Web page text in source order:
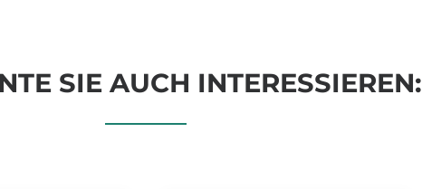
SIE AUCH INTERESSIEREN: